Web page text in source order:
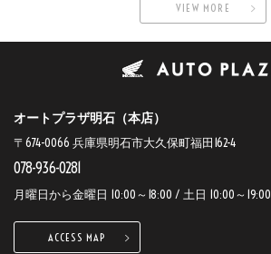
VIEW MORE
オートプラザ明石（本店）
〒674-0066 兵庫県明石市大久保町福田162-4
078-936-0281
月曜日から金曜日 10:00～18:00 / 土日 10:00～19:00
ACCESS MAP